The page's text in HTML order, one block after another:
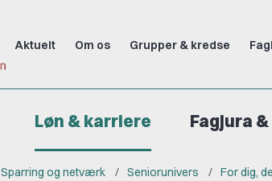
Aktuelt Om os Grupper & kredse
Løn & karriere Fagjura
Sparring og netværk Seniorunivers For dig,